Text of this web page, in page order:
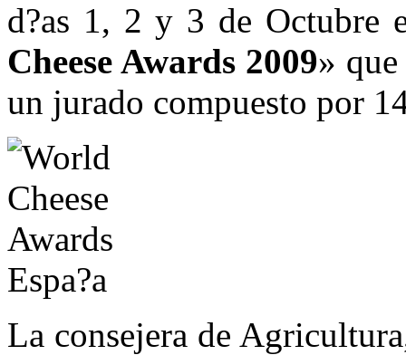
Feria
Internacional
de
Canarias
d?as 1, 2 y 3 de Octubre
Cheese Awards 2009»
un jurado compuesto por
La consejera de